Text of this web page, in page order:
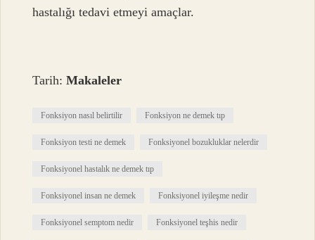
hastalığı tedavi etmeyi amaçlar.
Tarih:Makaleler
Fonksiyon nasıl belirtilir Fonksiyon ne demek tıp
Fonksiyon testi ne demek Fonksiyonel bozukluklar nelerdir
Fonksiyonel hastalık ne demek tıp
Fonksiyonel insan ne demek Fonksiyonel iyileşme nedir
Fonksiyonel semptom nedir Fonksiyonel teşhis nedir